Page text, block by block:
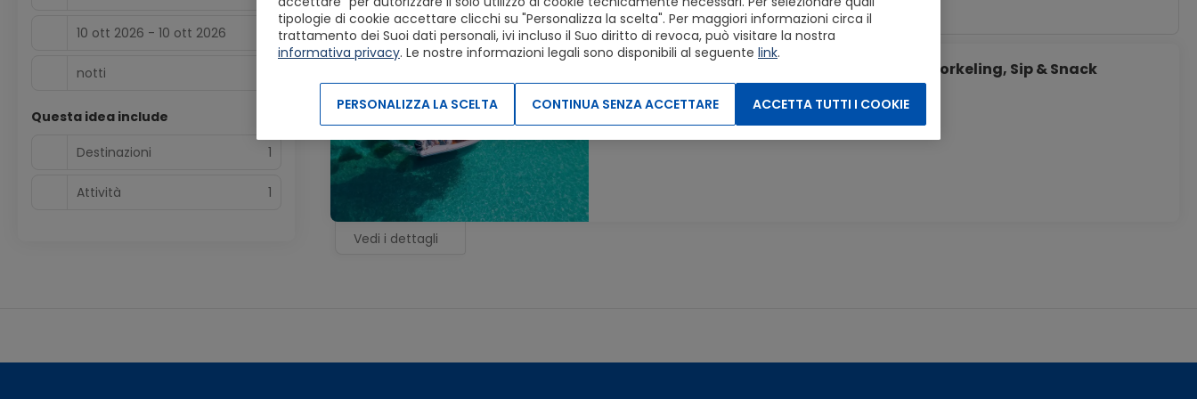
10
ott Biglietti
Cagliari Boat Tour with Sardatrips; Swim, Snorkeling, Sip & Snack
10 ott 2026 14:00
2 ore - 3 ore
Vedi i dettagli
10 ott 2026 - 10 ott 2026
notti
Questa idea include
Destinazioni
1
Attività 1
tipologie di cookie accettare clicchi su "Personalizza la scelta". Per maggiori informazioni circa il
trattamento dei Suoi dati personali, ivi incluso il Suo diritto di revoca, può visitare la nostra
informativa privacy. Le nostre informazioni legali sono disponibili al seguente link.
ACCETTA TUTTI I COOKIE
CONTINUA SENZA ACCETTARE
PERSONALIZZA LA SCELTA